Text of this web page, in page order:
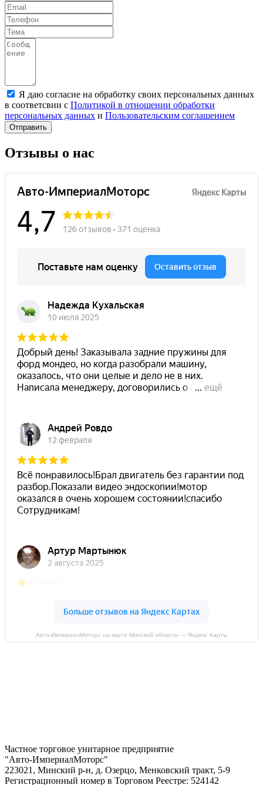
Я даю согласие на обработку своих персональных данных
в соответсвии с Политикой в отношении обработки
персональных данных и Пользовательским соглашением
Отправить
Отзывы о нас
Авто-ИмпериалМоторс на карте Минской области — Яндекс Карты
Частное торговое унитарное предприятие
"Авто-ИмпериалМоторс"
223021, Минский р-н, д. Озерцо, Менковский тракт, 5-9
Регистрационный номер в Торговом Реестре: 524142